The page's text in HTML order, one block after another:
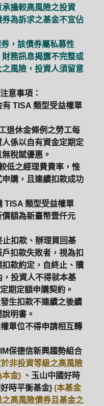
擔較高風險之投資
為訴求之基金不宜佔
，該債券屬私募性
務訊息揭露不完整或
風險，投資人須留意
意事項：
TISA 類型受益權單
退休金條例之勞工每
係以自有資金定期定
稅賦優惠。
低之經理費費率，惟
購，且連續扣款成功
TISA 類型受益權單
額為新臺幣壹仟元
扣款、辦理買回基
扣款失敗者，視為扣
款約定，自終止、贖
，投資人不得就本基
期定額申購契約。
生扣款不連續之後續
明書。
單位不得申請相互轉
保德信新興趨勢組合
非投資等級之高風險
本金) 、玉山中國好時
時平衡基金) (本基金
高風險債券且基金之